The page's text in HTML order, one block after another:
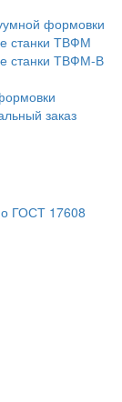
формовки
станки ТВФМ
станки ТВФМ-В
заказ
ГОСТ 17608